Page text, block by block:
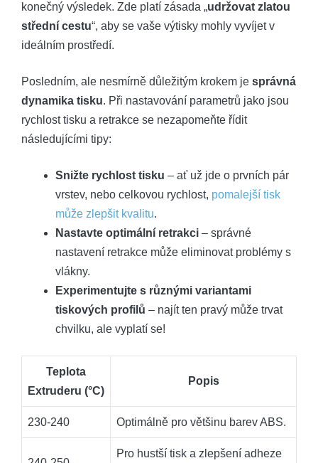
konečný výsledek. Zde platí zásada „udržovat zlatou
střední cestu“, aby se vaše výtisky mohly vyvíjet v
ideálním prostředí.
Posledním, ale nesmírně důležitým krokem je správná
dynamika tisku. Při nastavování parametrů jako jsou
rychlost tisku a retrakce se nezapomeňte řídit
následujícími tipy:
Snižte rychlost tisku – ať už jde o prvních pár
vrstev, nebo celkovou rychlost, pomalejší tisk
může zlepšit kvalitu.
Nastavte optimální retrakci – správné
nastavení retrakce může eliminovat problémy s
vlákny.
Experimentujte s různými variantami
tiskových profilů – najít ten pravý může trvat
chvilku, ale vyplatí se!
Teplota
Extruderu (°C)
Popis
230-240 Optimálně pro většinu barev ABS.
Pro hustší tisk a zlepšení adheze